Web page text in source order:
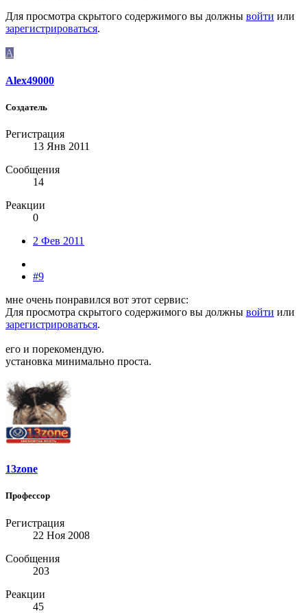
Для просмотра скрытого содержимого вы должны войти или
зарегистрироваться.
A
Alex49000
Создатель
Регистрация
13 Янв 2011
Сообщения
14
Реакции
0
2 Фев 2011
#9
мне очень понравился вот этот сервис:
Для просмотра скрытого содержимого вы должны войти или
зарегистрироваться.
его и порекомендую.
установка минимально проста.
13zone
Профессор
Регистрация
22 Ноя 2008
Сообщения
203
Реакции
45